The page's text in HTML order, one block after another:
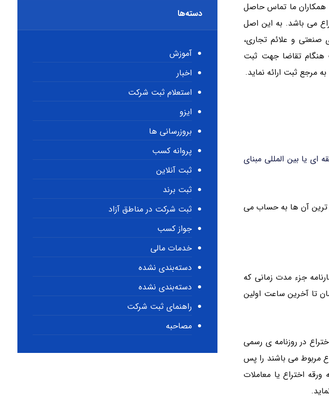
همکاران ما تماس حاصل
می باشد. به این اصل
طرح های صنعتی و علائم تجاری،
بایست هنگام تقاضا جهت ثبت
ثبت ارائه نماید.
ای یا بین المللی مبنای
ترین آن ها به حساب می
ی اظهارنامه جزء مدت زمانی که
تا آخرین ساعت اولین
در روزنامه ی رسمی
اختراع مربوط می باشند را پس
اختراع یا معاملات
دسته‌ها
آموزش
اخبار
استعلام ثبت شرکت
ایزو
بروزرسانی ها
پروانه کسب
ثبت آنلاین
ثبت برند
ثبت شرکت در مناطق آزاد
جواز کسب
خدمات مالی
دسته‌بندی نشده
دسته‌بندی نشده
راهنمای ثبت شرکت
مصاحبه